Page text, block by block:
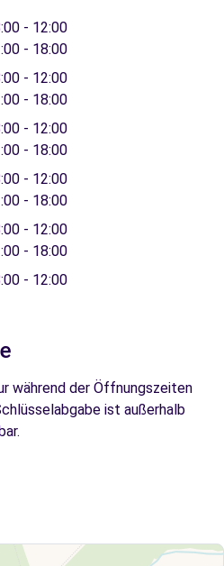
- 12:00
- 18:00
- 12:00
- 18:00
- 12:00
- 18:00
- 12:00
- 18:00
- 12:00
- 18:00
- 12:00
während der Öffnungszeiten
ist außerhalb